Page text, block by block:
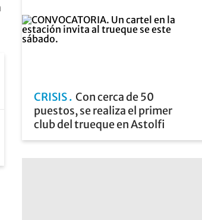
CRISIS
Con cerca de 50
puestos, se realiza el primer
club del trueque en Astolfi